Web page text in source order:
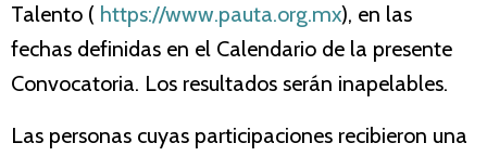
Talento ( https://www.pauta.org.mx), en las
fechas definidas en el Calendario de la presente
Convocatoria. Los resultados serán inapelables.
Las personas cuyas participaciones recibieron una